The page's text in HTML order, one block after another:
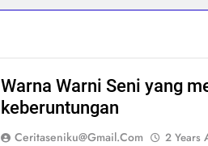
Warna Warni Seni yang
keberuntungan
Ceritaseniku@gmail.com 2 Years